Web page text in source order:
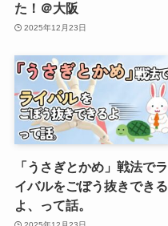
た！＠大阪
2025年12月23日
「うさぎとかめ」戦法でラ
イバルをごぼう抜きできる
よ、って話。